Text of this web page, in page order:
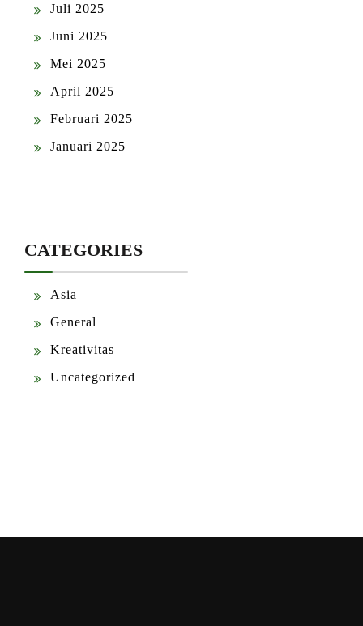
Juli 2025
Juni 2025
Mei 2025
April 2025
Februari 2025
Januari 2025
CATEGORIES
Asia
General
Kreativitas
Uncategorized